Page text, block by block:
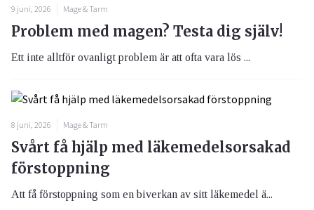
9 juni, 2026 Mage & Tarm
Problem med magen? Testa dig själv!
Ett inte alltför ovanligt problem är att ofta vara lös ...
8 juni, 2026 Mage & Tarm
Svårt få hjälp med läkemedelsorsakad
förstoppning
Att få förstoppning som en biverkan av sitt läkemedel ä...